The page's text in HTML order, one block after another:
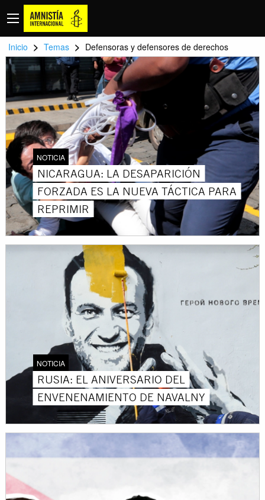
Inicio > Temas > Defensoras y defensores de derechos
NOTICIA
NICARAGUA: LA DESAPARICIÓN
FORZADA ES LA NUEVA TÁCTICA PARA
REPRIMIR
NOTICIA
RUSIA: EL ANIVERSARIO DEL
ENVENENAMIENTO DE NAVALNY